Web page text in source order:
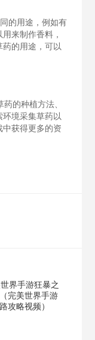
的用途，例如有
来制作香料，
药的用途，可以
的种植方法、
境采集草药以
中获得更多的资